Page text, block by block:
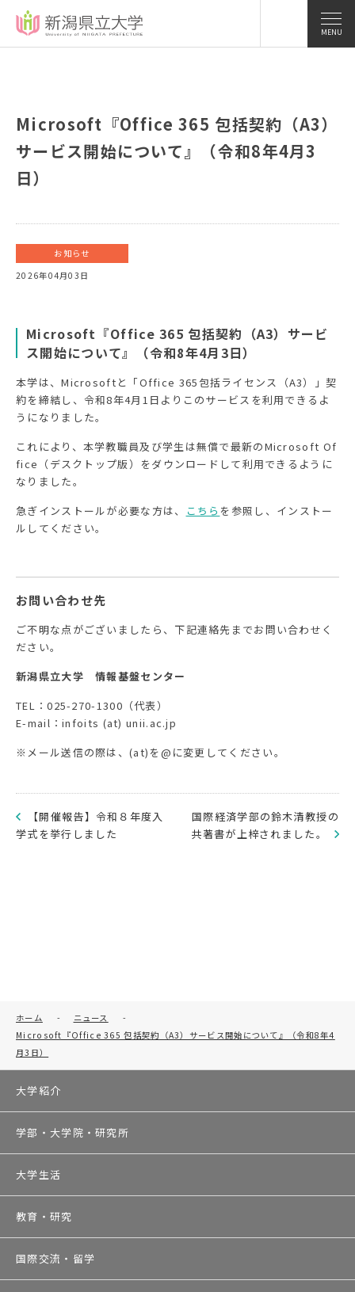
MENU
Microsoft『Office 365 包括契約（A3）
サービス開始について』（令和8年4月3
日）
お知らせ
2026年04月03日
Microsoft『Office 365 包括契約（A3）サービ
ス開始について』（令和8年4月3日）
本学は、Microsoftと「Office 365包括ライセンス（A3）」契
約を締結し、令和8年4月1日よりこのサービスを利用できるよ
うになりました。
これにより、本学教職員及び学生は無償で最新のMicrosoft Of
fice（デスクトップ版）をダウンロードして利用できるように
なりました。
急ぎインストールが必要な方は、
こちら を参照し、インストー
ルしてください。
お問い合わせ先
ご不明な点がございましたら、下記連絡先までお問い合わせく
ださい。
新潟県立大学 情報基盤センター
TEL：025-270-1300（代表）
E-mail：infoits (at) unii.ac.jp
※メール送信の際は、(at)を@に変更してください。
【開催報告】令和８年度入
学式を挙行しました
国際経済学部の鈴木清教授の
共著書が上梓されました。
ホーム - ニュース
-
Microsoft『Office 365 包括契約（A3）サービス開始について』（令和8年4
月3日）
大学紹介
学部・大学院・研究所
大学生活
教育・研究
国際交流・留学